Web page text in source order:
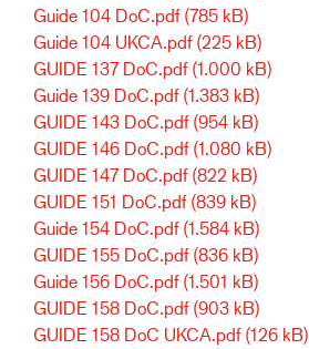
Guide 104 DoC.pdf (785 kB)
Guide 104 UKCA.pdf (225 kB)
GUIDE 137 DoC.pdf (1.000 kB)
Guide 139 DoC.pdf (1.383 kB)
GUIDE 143 DoC.pdf (954 kB)
GUIDE 146 DoC.pdf (1.080 kB)
GUIDE 147 DoC.pdf (822 kB)
GUIDE 151 DoC.pdf (839 kB)
Guide 154 DoC.pdf (1.584 kB)
GUIDE 155 DoC.pdf (836 kB)
Guide 156 DoC.pdf (1.501 kB)
GUIDE 158 DoC.pdf (903 kB)
GUIDE 158 DoC UKCA.pdf (126 kB)